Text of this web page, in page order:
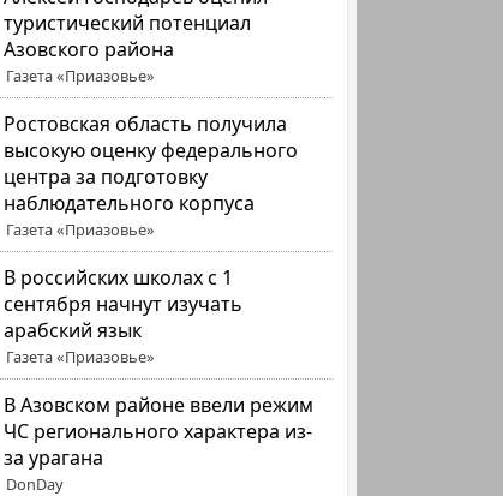
туристический потенциал
Азовского района
Газета «Приазовье»
Ростовская область получила
высокую оценку федерального
центра за подготовку
наблюдательного корпуса
Газета «Приазовье»
В российских школах с 1
сентября начнут изучать
арабский язык
Газета «Приазовье»
В Азовском районе ввели режим
ЧС регионального характера из-
за урагана
DonDay